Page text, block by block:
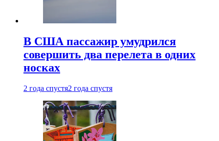
В США пассажир умудрился
совершить два перелета в одних
носках
2 года спустя2 года спустя